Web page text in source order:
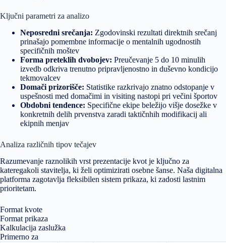
Ključni parametri za analizo
Neposredni srečanja: Zgodovinski rezultati direktnih srečanj
prinašajo pomembne informacije o mentalnih ugodnostih
specifičnih moštev
Forma preteklih dvobojev: Preučevanje 5 do 10 minulih
izvedb odkriva trenutno pripravljenostno in duševno kondicijo
tekmovalcev
Domači prizorišče: Statistike razkrivajo znatno odstopanje v
uspešnosti med domačimi in visiting nastopi pri večini športov
Obdobni tendence: Specifične ekipe beležijo višje dosežke v
konkretnih delih prvenstva zaradi taktičnhih modifikacij ali
ekipnih menjav
Analiza različnih tipov tečajev
Razumevanje raznolikih vrst prezentacije kvot je ključno za
kateregakoli stavitelja, ki želi optimizirati osebne šanse. Naša digitalna
platforma zagotavlja fleksibilen sistem prikaza, ki zadosti lastnim
prioritetam.
Format kvote
Format prikaza
Kalkulacija zaslužka
Primerno za